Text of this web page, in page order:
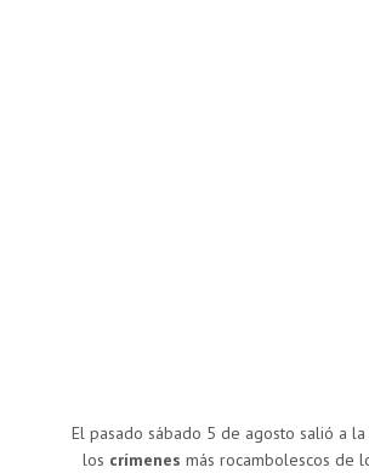
El pasado sábado 5 de agosto salió a
los crímenes más rocambolescos de